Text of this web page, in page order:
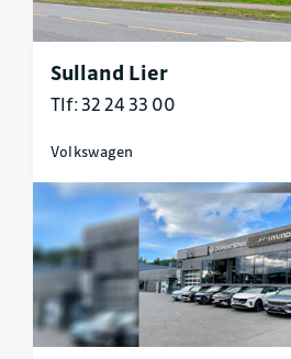
Sulland Lier
Tlf: 32 24 33 00
Volkswagen